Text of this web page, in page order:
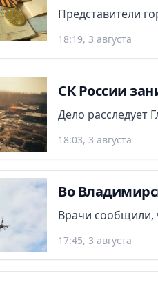
Представители
18:19, 3 августа
СК России
Дело расследует
18:03, 3 августа
Во
Врачи сообщили,
17:45, 3 августа